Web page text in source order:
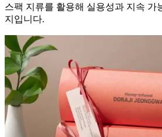
스팩 지류를 활용해 실용성과 지속 가
지입니다.